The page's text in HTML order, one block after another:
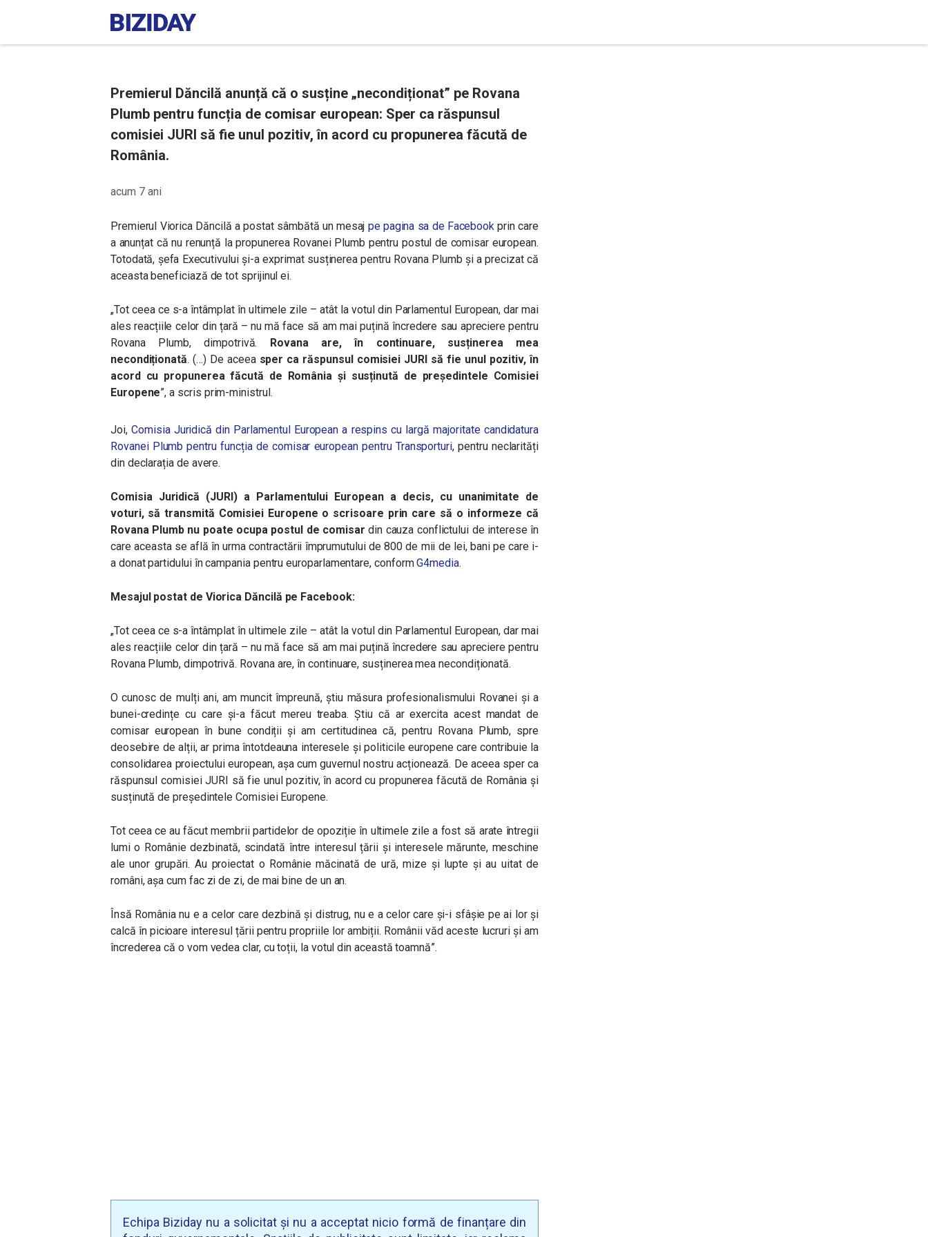
Premierul Dăncilă anunță că o susține „necondiționat” pe Rovana
Plumb pentru funcția de comisar european: Sper ca răspunsul
comisiei JURI să fie unul pozitiv, în acord cu propunerea făcută de
România.
acum 7 ani
Premierul Viorica Dăncilă a postat sâmbătă un mesaj pe pagina sa de Facebook prin care
a anunțat că nu renunță la propunerea Rovanei Plumb pentru postul de comisar european.
Totodată, șefa Executivului și-a exprimat susținerea pentru Rovana Plumb și a precizat că
aceasta beneficiază de tot sprijinul ei.
„Tot ceea ce s-a întâmplat în ultimele zile – atât la votul din Parlamentul European, dar mai
ales reacțiile celor din țară – nu mă face să am mai puțină încredere sau apreciere pentru
Rovana Plumb, dimpotrivă. Rovana are, în continuare, susținerea mea
necondiționată. (…) De aceea sper ca răspunsul comisiei JURI să fie unul pozitiv, în
acord cu propunerea făcută de România și susținută de președintele Comisiei
Europene”, a scris prim-ministrul.
Joi, Comisia Juridică din Parlamentul European a respins cu largă majoritate candidatura
Rovanei Plumb pentru funcția de comisar european pentru Transporturi, pentru neclarități
din declarația de avere.
Comisia Juridică (JURI) a Parlamentului European a decis, cu unanimitate de
voturi, să transmită Comisiei Europene o scrisoare prin care să o informeze că
Rovana Plumb nu poate ocupa postul de comisar din cauza conflictului de interese în
care aceasta se află în urma contractării împrumutului de 800 de mii de lei, bani pe care i-
a donat partidului în campania pentru europarlamentare, conformG4media.
Mesajul postat de Viorica Dăncilă pe Facebook:
„Tot ceea ce s-a întâmplat în ultimele zile – atât la votul din Parlamentul European, dar mai
ales reacțiile celor din țară – nu mă face să am mai puțină încredere sau apreciere pentru
Rovana Plumb, dimpotrivă. Rovana are, în continuare, susținerea mea necondiționată.
O cunosc de mulți ani, am muncit împreună, știu măsura profesionalismului Rovanei și a
bunei-credințe cu care și-a făcut mereu treaba. Știu că ar exercita acest mandat de
comisar european în bune condiții și am certitudinea că, pentru Rovana Plumb, spre
deosebire de alții, ar prima întotdeauna interesele și politicile europene care contribuie la
consolidarea proiectului european, așa cum guvernul nostru acționează. De aceea sper ca
răspunsul comisiei JURI să fie unul pozitiv, în acord cu propunerea făcută de România și
susținută de președintele Comisiei Europene.
Tot ceea ce au făcut membrii partidelor de opoziție în ultimele zile a fost să arate întregii
lumi o Românie dezbinată, scindată între interesul țării și interesele mărunte, meschine
ale unor grupări. Au proiectat o Românie măcinată de ură, mize și lupte și au uitat de
români, așa cum fac zi de zi, de mai bine de un an.
Însă România nu e a celor care dezbină și distrug, nu e a celor care și-i sfâșie pe ai lor și
calcă în picioare interesul țării pentru propriile lor ambiții. Românii văd aceste lucruri și am
încrederea că o vom vedea clar, cu toții, la votul din această toamnă”.
Echipa Biziday nu a solicitat și nu a acceptat nicio formă de finanțare din